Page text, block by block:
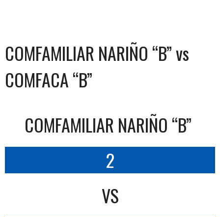
COMFAMILIAR NARIÑO “B” vs
COMFACA “B”
COMFAMILIAR NARIÑO “B”
2
VS